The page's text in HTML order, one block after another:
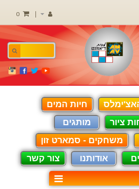
חיות המים
ציור
מותגים
משחקים - סמארט זון
אודותנו צור קשר